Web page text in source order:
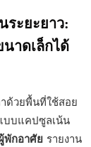
ระยะยาว:
าดเล็กได้
ด้วยพื้นที่ใช้สอย
บบแคปซูลเน้น
กอาศัย รายงาน